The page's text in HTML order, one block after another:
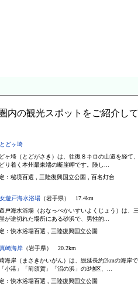
内の観光スポットをご紹介し
とどヶ埼
ヶ埼（とどがさき）は、往復８キロの山道を経て
り着く本州最東端の断崖岬です。険し...
：秘境百選 , 三陸復興国立公園 , 百名灯台
女遊戸海水浴場 （岩手県） 17.4km
戸海水浴場（おなっぺかいすいよくじょう）は、
が途切れた場所にある砂浜で、男性的...
：快水浴場百選 , 三陸復興国立公園
真崎海岸 （岩手県） 20.2km
海岸（まさきかいがん）は、総延長約2kmの海岸
小港」「前須賀」「沼の浜」の3地区、...
：快水浴場百選 , 三陸復興国立公園